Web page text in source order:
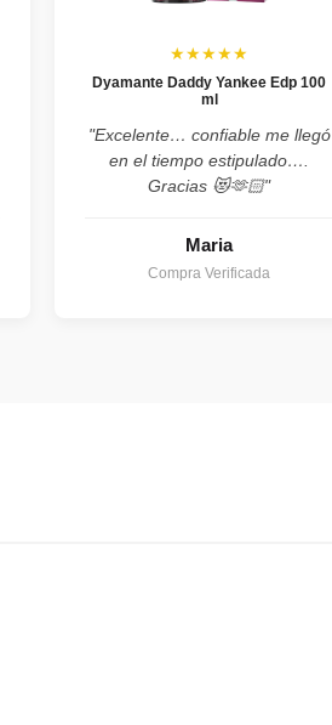
★★★★★
Dyamante Daddy Yankee Edp 100
ml
"Excelente… confiable me llegó
en el tiempo estipulado….
Gracias 😻🫶🏻"
Maria
Compra Verificada